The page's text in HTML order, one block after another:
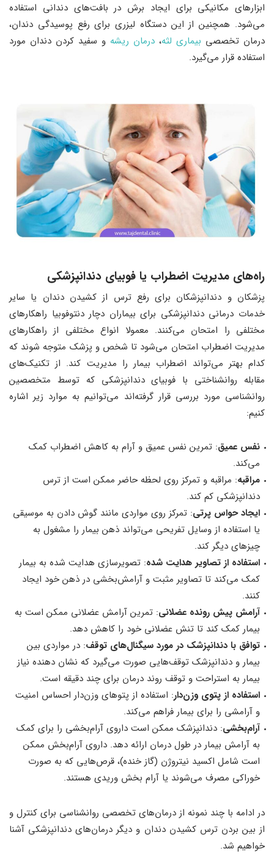
ابزارهای مکانیکی برای ایجاد برش در بافت‌های دندانی استفاده
می‌‌شود. همچنین از این دستگاه لیزری برای رفع پوسیدگی دندان،
درمان تخصصی بیماری لثه، درمان ریشه و سفید کردن دندان مورد
استفاده قرار می‌‌گیرد.
راه‌‌های مدیریت اضطراب یا فوبیای دندانپزشکی
پزشکان و دندانپزشکان برای رفع ترس از کشیدن دندان یا سایر
خدمات درمانی دندانپزشکی برای بیماران دچار دنتوفوبیا راهکارهای
مختلفی را امتحان می‌کنند. معمولا انواع مختلفی از راهکارهای
مدیریت اضطراب امتحان می‌شود تا شخص و پزشک متوجه شوند که
کدام بهتر می‌تواند اضطراب بیمار را مدیریت کند. از تکنیک‌های
مقابله روانشناختی با فوبیای دندانپزشکی که توسط متخصصین
روانشناسی مورد بررسی قرار گرفته‌اند می‌توانیم به موارد زیر اشاره
کنیم:
نفس عمیق: تمرین نفس عمیق و آرام به کاهش اضطراب کمک
می‌کند.
مراقبه: مراقبه و تمرکز روی لحظه حاضر ممکن است از ترس
دندانپزشکی کم کند.
ایجاد حواس پرتی: تمرکز روی مواردی مانند گوش دادن به موسیقی
یا استفاده از وسایل تفریحی می‌تواند ذهن بیمار را مشغول به
چیزهای دیگر کند.
استفاده از تصاویر هدایت ‌شده: تصویرسازی هدایت شده به بیمار
کمک می‌‌کند تا تصاویر مثبت و آرامش‌‌بخشی در ذهن خود ایجاد
کنند.
آرامش پیش‌ رونده عضلانی: تمرین آرامش عضلانی ممکن است به
بیمار کمک کند تا تنش عضلانی خود را کاهش دهد.
توافق با دندانپزشک در مورد سیگنال‌‌های توقف: در مواردی بین
بیمار و دندانپزشک توقف‌هایی صورت می‌گیرد که نشان دهنده نیاز
بیمار به استراحت و توقف روند درمان برای چند دقیقه است.
استفاده از پتوی وزن‌دار: استفاده از پتوهای وزن‌‌دار احساس امنیت
و آرامشی را برای بیمار فراهم می‌کند.
آرام‌بخشی: دندانپزشک ممکن است داروی آرام‌بخشی را برای کمک
به آرامش بیمار در طول درمان ارائه دهد. داروی آرام‌بخش ممکن
است شامل اکسید نیتروژن (گاز خنده)، قرص‌هایی که به صورت
خوراکی مصرف می‌شوند یا آرام بخش وریدی هستند.
در ادامه با چند نمونه از درمان‌های تخصصی روانشناسی برای کنترل و
از بین بردن ترس کشیدن دندان و دیگر درمان‌های دندانپزشکی آشنا
خواهیم شد.